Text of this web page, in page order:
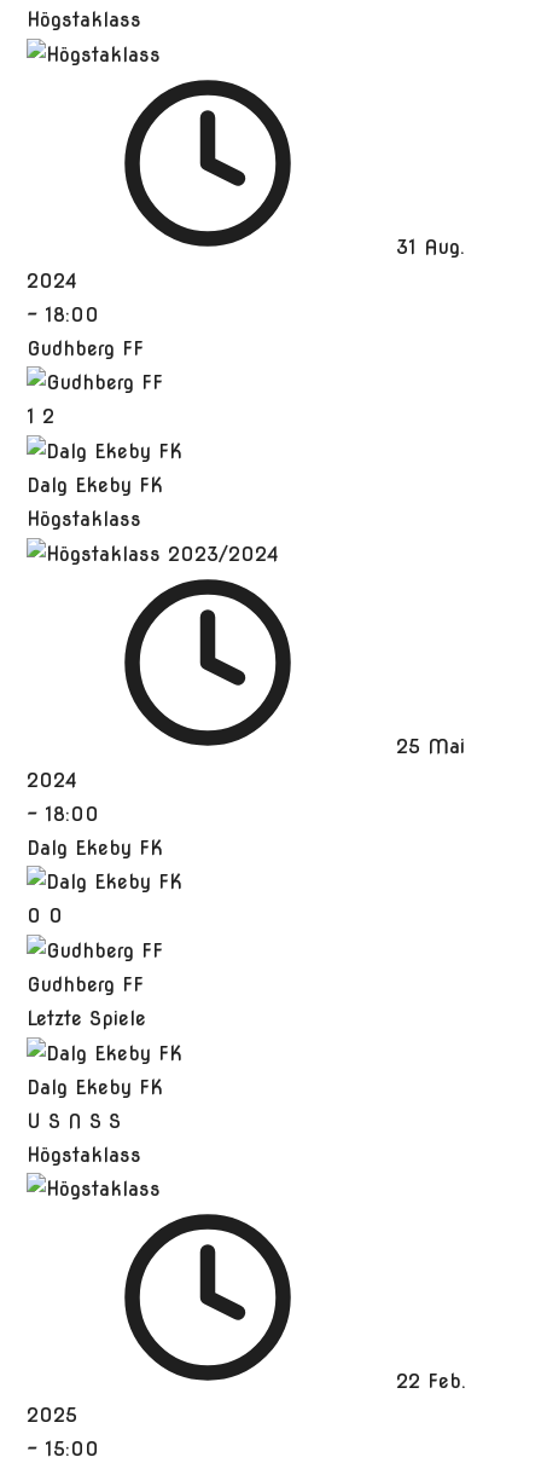
Högstaklass
31 Aug.
2024
- 18:00
Gudhberg FF
1 2
Dalg Ekeby FK
Högstaklass
25 Mai
2024
- 18:00
Dalg Ekeby FK
0 0
Gudhberg FF
Letzte Spiele
Dalg Ekeby FK
U S N S S
Högstaklass
22 Feb.
2025
- 15:00